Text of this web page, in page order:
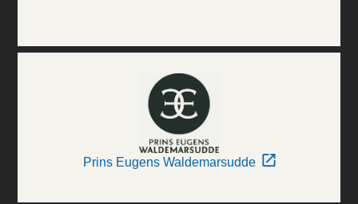
Prins Eugens Waldemarsudde